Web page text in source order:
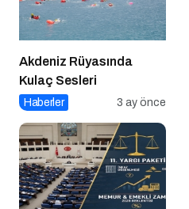
Akdeniz Rüyasında
Kulaç Sesleri
Haberler 3 ay önce